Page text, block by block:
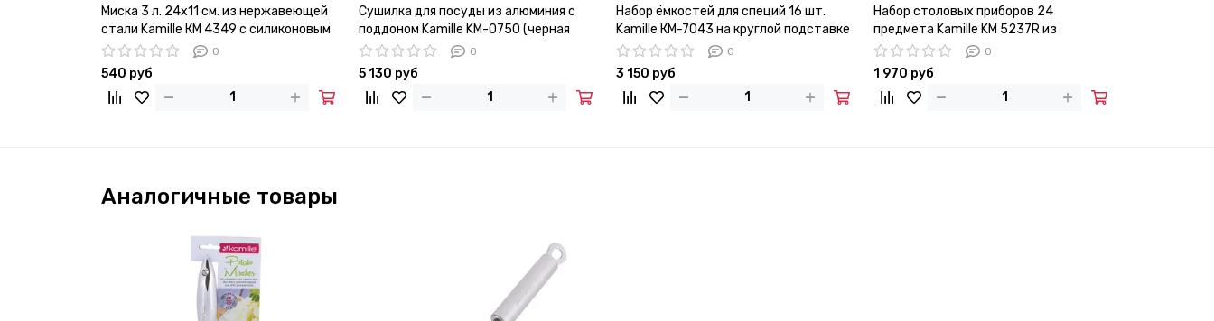
Миска 3 л. 24х11 см. из нержавеющей
стали Kamille КМ 4349 с силиконовым
дном
0
540 руб
Сушилка для посуды из алюминия с
поддоном Kamille KM-0750 (черная
57,5х35х27,5 см.) 0
5 130 руб
Набор ёмкостей для специй 16 шт.
Kamille КМ-7043 на круглой подставке
0
3 150 руб
Набор столовых приборов 24
предмета Kamille KM 5237R из
нержавеющей стали
0
1 970 руб
Аналогичные товары